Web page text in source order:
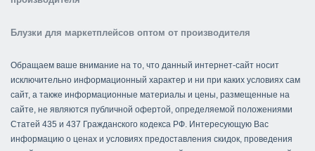
Блузки для маркетплейсов оптом от производителя
Обращаем ваше внимание на то, что данный интернет-сайт носит
исключительно информационный характер и ни при каких условиях сам
сайт, а также информационные материалы и цены, размещенные на
сайте, не являются публичной офертой, определяемой положениями
Статей 435 и 437 Гражданского кодекса РФ. Интересующую Вас
информацию о ценах и условиях предоставления скидок, проведения